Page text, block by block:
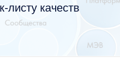
листу качеств